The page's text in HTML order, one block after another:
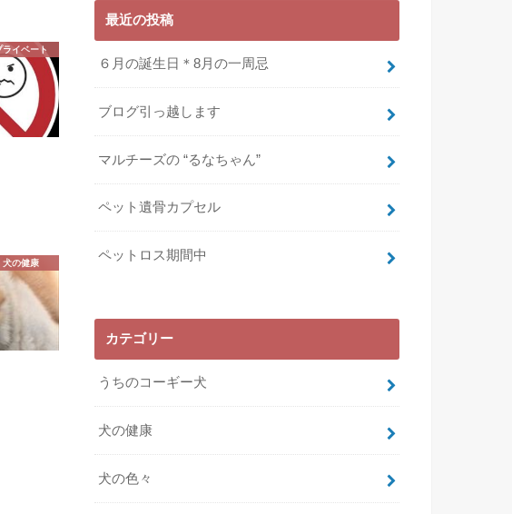
ライベート
犬の健康
最近の投稿
６月の誕生日＊8月の一周忌
ブログ引っ越します
マルチーズの “るなちゃん”
ペット遺骨カプセル
ペットロス期間中
カテゴリー
うちのコーギー犬
犬の健康
犬の色々